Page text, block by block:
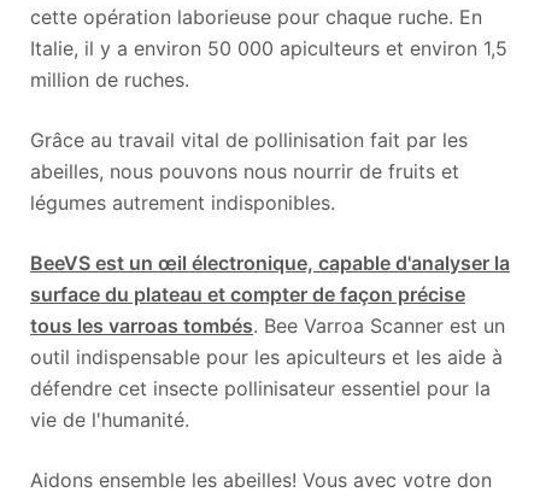
cette opération laborieuse pour chaque ruche. En
Italie, il y a environ 50 000 apiculteurs et environ 1,5
million de ruches.
Grâce au travail vital de pollinisation fait par les
abeilles, nous pouvons nous nourrir de fruits et
légumes autrement indisponibles.
BeeVS est un œil électronique, capable d'analyser la
surface du plateau et compter de façon précise
tous les varroas tombés. Bee Varroa Scanner est un
outil indispensable pour les apiculteurs et les aide à
défendre cet insecte pollinisateur essentiel pour la
vie de l'humanité.
Aidons ensemble les abeilles! Vous avec votre don